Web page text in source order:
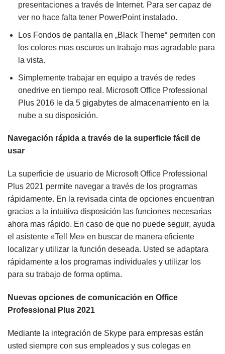
presentaciones a través de Internet. Para ser capaz de
ver no hace falta tener PowerPoint instalado.
Los Fondos de pantalla en „Black Theme“ permiten con
los colores mas oscuros un trabajo mas agradable para
la vista.
Simplemente trabajar en equipo a través de redes
onedrive en tiempo real. Microsoft Office Professional
Plus 2016 le da 5 gigabytes de almacenamiento en la
nube a su disposición.
Navegación rápida a través de la superficie fácil de
usar
La superficie de usuario de Microsoft Office Professional
Plus 2021 permite navegar a través de los programas
rápidamente. En la revisada cinta de opciones encuentran
gracias a la intuitiva disposición las funciones necesarias
ahora mas rápido. En caso de que no puede seguir, ayuda
el asistente «Tell Me» en buscar de manera eficiente
localizar y utilizar la función deseada. Usted se adaptara
rápidamente a los programas individuales y utilizar los
para su trabajo de forma optima.
Nuevas opciones de comunicación en Office
Professional Plus 2021
Mediante la integración de Skype para empresas están
usted siempre con sus empleados y sus colegas en